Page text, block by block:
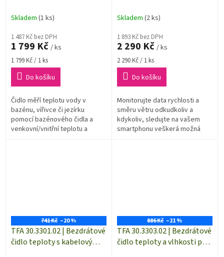
WEATHERHUB
Skladem (1 ks)
1 487 Kč bez DPH
1 799 Kč / ks
Měrná
cena:
1 799 Kč / 1 ks
Do košíku
Čidlo měří teplotu vody v
bazénu, vířivce či jezírku
pomocí bazénového čidla a
venkovní/vnitřní teplotu a
Skladem (2 ks)
1 893 Kč bez DPH
2 290 Kč / ks
Měrná
cena:
2 290 Kč / 1 ks
Do košíku
Monitorujte data rychlosti a
směru větru odkudkoliv a
kdykoliv, sledujte na vašem
smartphonu veškerá možná
741 Kč –20 %
TFA 30.3301.02 | Bezdrátové
čidlo teploty s kabelovým
886 Kč –21 %
TFA 30.3303.02 | Bezdrátové
čidlo teploty a vlhkosti pro